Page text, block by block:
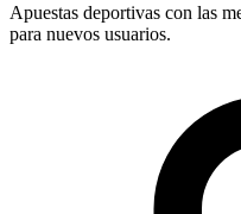
Apuestas deportivas con las
para nuevos usuarios.